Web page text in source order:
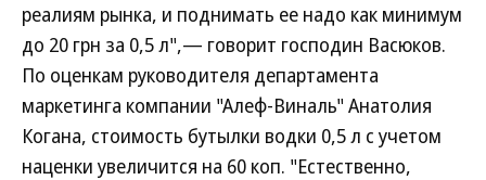
реалиям рынка, и поднимать ее надо как минимум
до 20 грн за 0,5 л",— говорит господин Васюков.
По оценкам руководителя департамента
маркетинга компании "Алеф-Виналь" Анатолия
Когана, стоимость бутылки водки 0,5 л с учетом
наценки увеличится на 60 коп. "Естественно,